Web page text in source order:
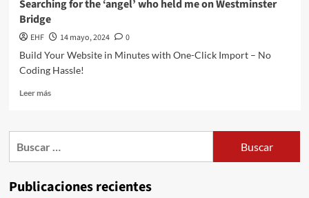
Searching for the ‘angel’ who held me on Westminster
Bridge
EHF 14 mayo, 2024
0
Build Your Website in Minutes with One-Click Import – No
Coding Hassle!
Leer más
Publicaciones recientes